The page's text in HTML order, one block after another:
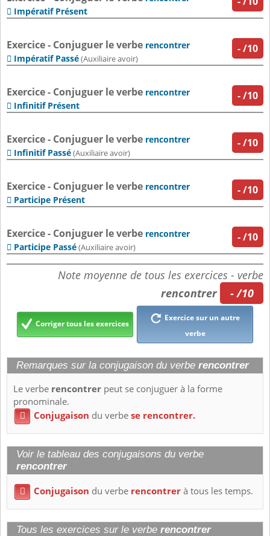
 Impératif Présent
-/10
Exercice - Conjuguer le verbe rencontrer
 Impératif Passé(Auxiliaire avoir)
-/10
Exercice - Conjuguer le verbe rencontrer
 Infinitif Présent
-/10
Exercice - Conjuguer le verbe rencontrer
 Infinitif Passé(Auxiliaire avoir)
-/10
Exercice - Conjuguer le verbe rencontrer
 Participe Présent
-/10
Exercice - Conjuguer le verbe rencontrer
 Participe Passé(Auxiliaire avoir)
Note moyenne de tous les exercices - verbe
rencontrer
- /10
Corriger tous les exercices
Exercice sur un autre
verbe
Remarques sur la conjugaison du verbe rencontrer
Le verbe rencontrer peut se conjuguer à la forme
pronominale.
 Conjugaison du verbese rencontrer.
Voir le tableau des conjugaisons du verbe
rencontrer
 Conjugaison du verbe rencontrerà tous les temps.
Tous les exercices sur le verbe rencontrer